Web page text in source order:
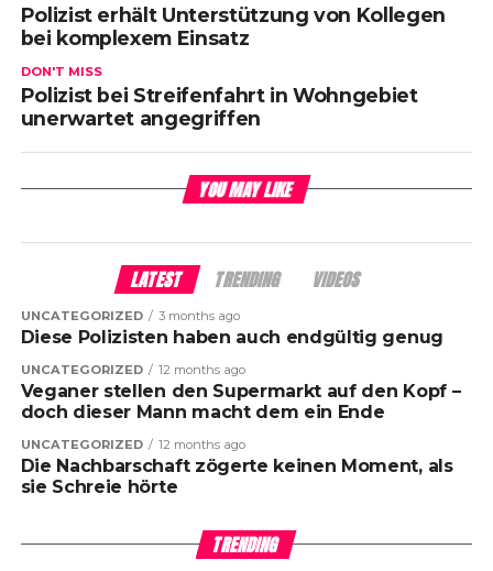
Polizist erhält Unterstützung von Kollegen
bei komplexem Einsatz
DON'T MISS
Polizist bei Streifenfahrt in Wohngebiet
unerwartet angegriffen
YOU MAY LIKE
LATEST TRENDING VIDEOS
UNCATEGORIZED 3 months ago
Diese Polizisten haben auch endgültig genug
UNCATEGORIZED 12 months ago
Veganer stellen den Supermarkt auf den Kopf –
doch dieser Mann macht dem ein Ende
UNCATEGORIZED 12 months ago
Die Nachbarschaft zögerte keinen Moment, als
sie Schreie hörte
TRENDING